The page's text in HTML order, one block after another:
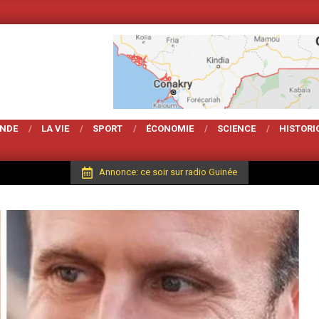
Votre Magarzine
LA VIE SPORT ÉCONOMIE SCIENCE
Annonce: ce soir sur radio Guinée